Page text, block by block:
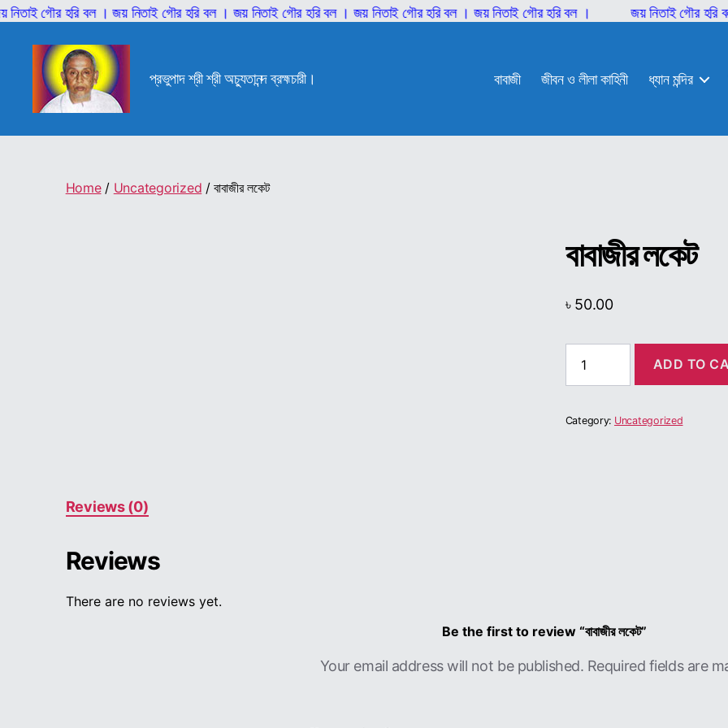
হরি বল । জয় নিতাই গৌর হরি বল । জয় নিতাই গৌর হরি বল । জয় নিতাই গৌর হরি বল । জয় নিতাই গৌর হরি বল । জয় নিতাই গৌর হরি বল ।
শ্রী
প্রভুপাদ শ্রী শ্রী অচ্যুতানন্দ ব্রহ্মচারী। বাবাজী জীবন ও লীলা কাহিনী ধ্যান মন্দির
Home/ Uncategorized / বাবাজীর লকেট
বাবাজীর লকেট
৳ 50.00
লকেট
quantity
ADD TO
Category: Uncategorized
Reviews (0)
Reviews
There are no reviews yet.
Be the first to review “বাবাজীর লকেট”
Your email address will not be published. Required fields are